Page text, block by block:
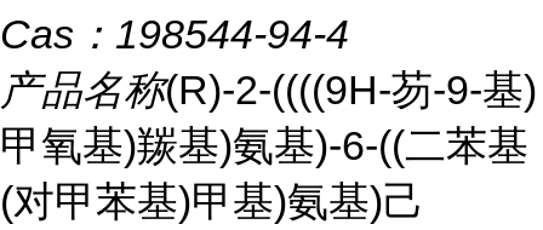
Cas： 198544-94-4
产品名称(R)-2-((((9H-芴-9-基)
甲氧基)羰基)氨基)-6-((二苯基
(对甲苯基)甲基)氨基)己